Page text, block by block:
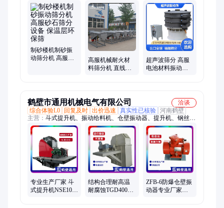
排筛、直线振动筛、气流筛、超声波振动筛、方形摇摆筛、检验
筛、矿用振动筛、真空上料机、无尘投料站、脱水筛、概率筛
制砂楼机制砂振
动筛分机 高服砂
高服机械耐火材
料筛分机 直线振
超声波筛分 高服
电池材料振动筛
鹤壁市通用机械电气有限公司
洽谈
综合体验L0
回复及时 出价迅速 真实性已核验 河南鹤壁
主营： 斗式提升机、振动给料机、仓壁振动器、提升机、钢丝带
斗提、防爆仓壁振动器、斗提机配件、粉体斗、水泥斗、板链
斗、环链斗、碳素斗、钢丝胶带、定做斗提、分体式链轮
专业生产厂家 斗
式提升机NSE1000
结构合理耐高温
耐腐蚀TGD400钢
ZFB-6防爆仓壁振
动器专业厂家生